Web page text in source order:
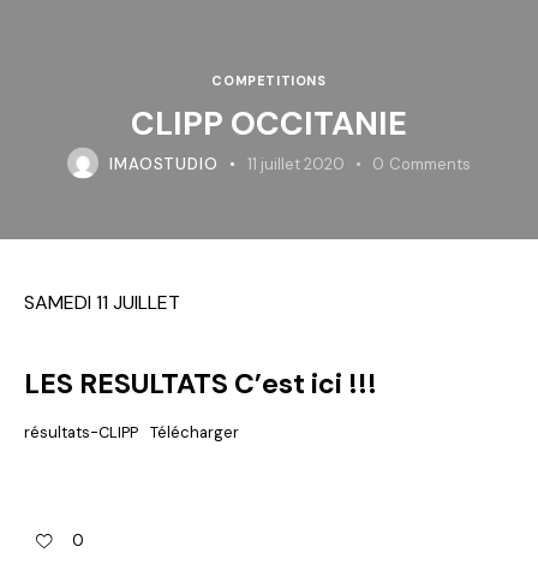
COMPETITIONS
CLIPP OCCITANIE
IMAOSTUDIO 11 juillet 2020 0 Comments
SAMEDI 11 JUILLET
LES RESULTATS C’est ici !!!
résultats-CLIPP Télécharger
0